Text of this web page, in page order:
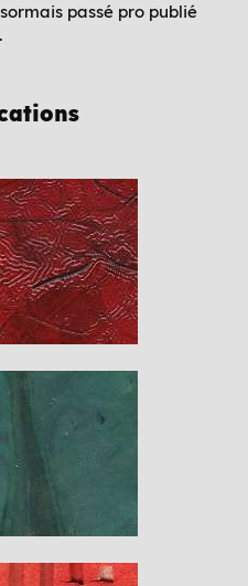
passé pro publié